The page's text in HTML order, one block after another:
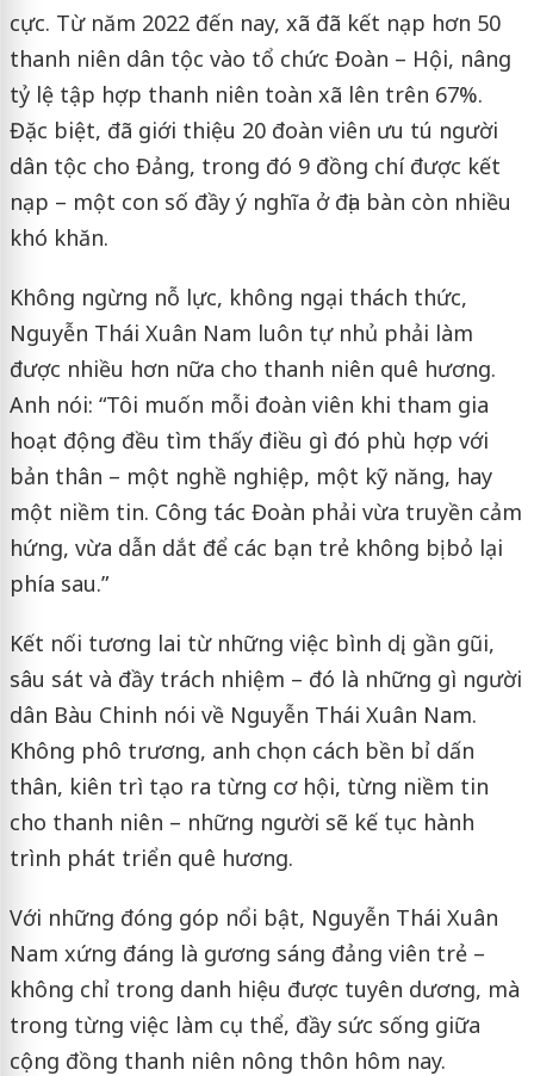
cực. Từ năm 2022 đến nay, xã đã kết nạp hơn 50
thanh niên dân tộc vào tổ chức Đoàn – Hội, nâng
tỷ lệ tập hợp thanh niên toàn xã lên trên 67%.
Đặc biệt, đã giới thiệu 20 đoàn viên ưu tú người
dân tộc cho Đảng, trong đó 9 đồng chí được kết
nạp – một con số đầy ý nghĩa ở địa bàn còn nhiều
khó khăn.
Không ngừng nỗ lực, không ngại thách thức,
Nguyễn Thái Xuân Nam luôn tự nhủ phải làm
được nhiều hơn nữa cho thanh niên quê hương.
Anh nói: “Tôi muốn mỗi đoàn viên khi tham gia
hoạt động đều tìm thấy điều gì đó phù hợp với
bản thân – một nghề nghiệp, một kỹ năng, hay
một niềm tin. Công tác Đoàn phải vừa truyền cảm
hứng, vừa dẫn dắt để các bạn trẻ không bị bỏ lại
phía sau.”
Kết nối tương lai từ những việc bình dị, gần gũi,
sâu sát và đầy trách nhiệm – đó là những gì người
dân Bàu Chinh nói về Nguyễn Thái Xuân Nam.
Không phô trương, anh chọn cách bền bỉ dấn
thân, kiên trì tạo ra từng cơ hội, từng niềm tin
cho thanh niên – những người sẽ kế tục hành
trình phát triển quê hương.
Với những đóng góp nổi bật, Nguyễn Thái Xuân
Nam xứng đáng là gương sáng đảng viên trẻ –
không chỉ trong danh hiệu được tuyên dương, mà
trong từng việc làm cụ thể, đầy sức sống giữa
cộng đồng thanh niên nông thôn hôm nay.